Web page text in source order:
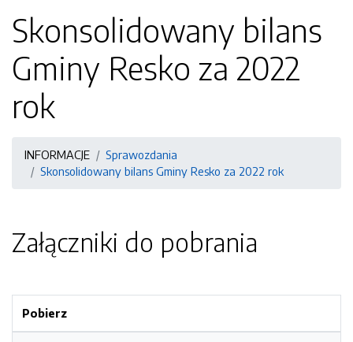
Skonsolidowany bilans
Gminy Resko za 2022
rok
INFORMACJE
Sprawozdania
Skonsolidowany bilans Gminy Resko za 2022 rok
Załączniki do pobrania
Pobierz